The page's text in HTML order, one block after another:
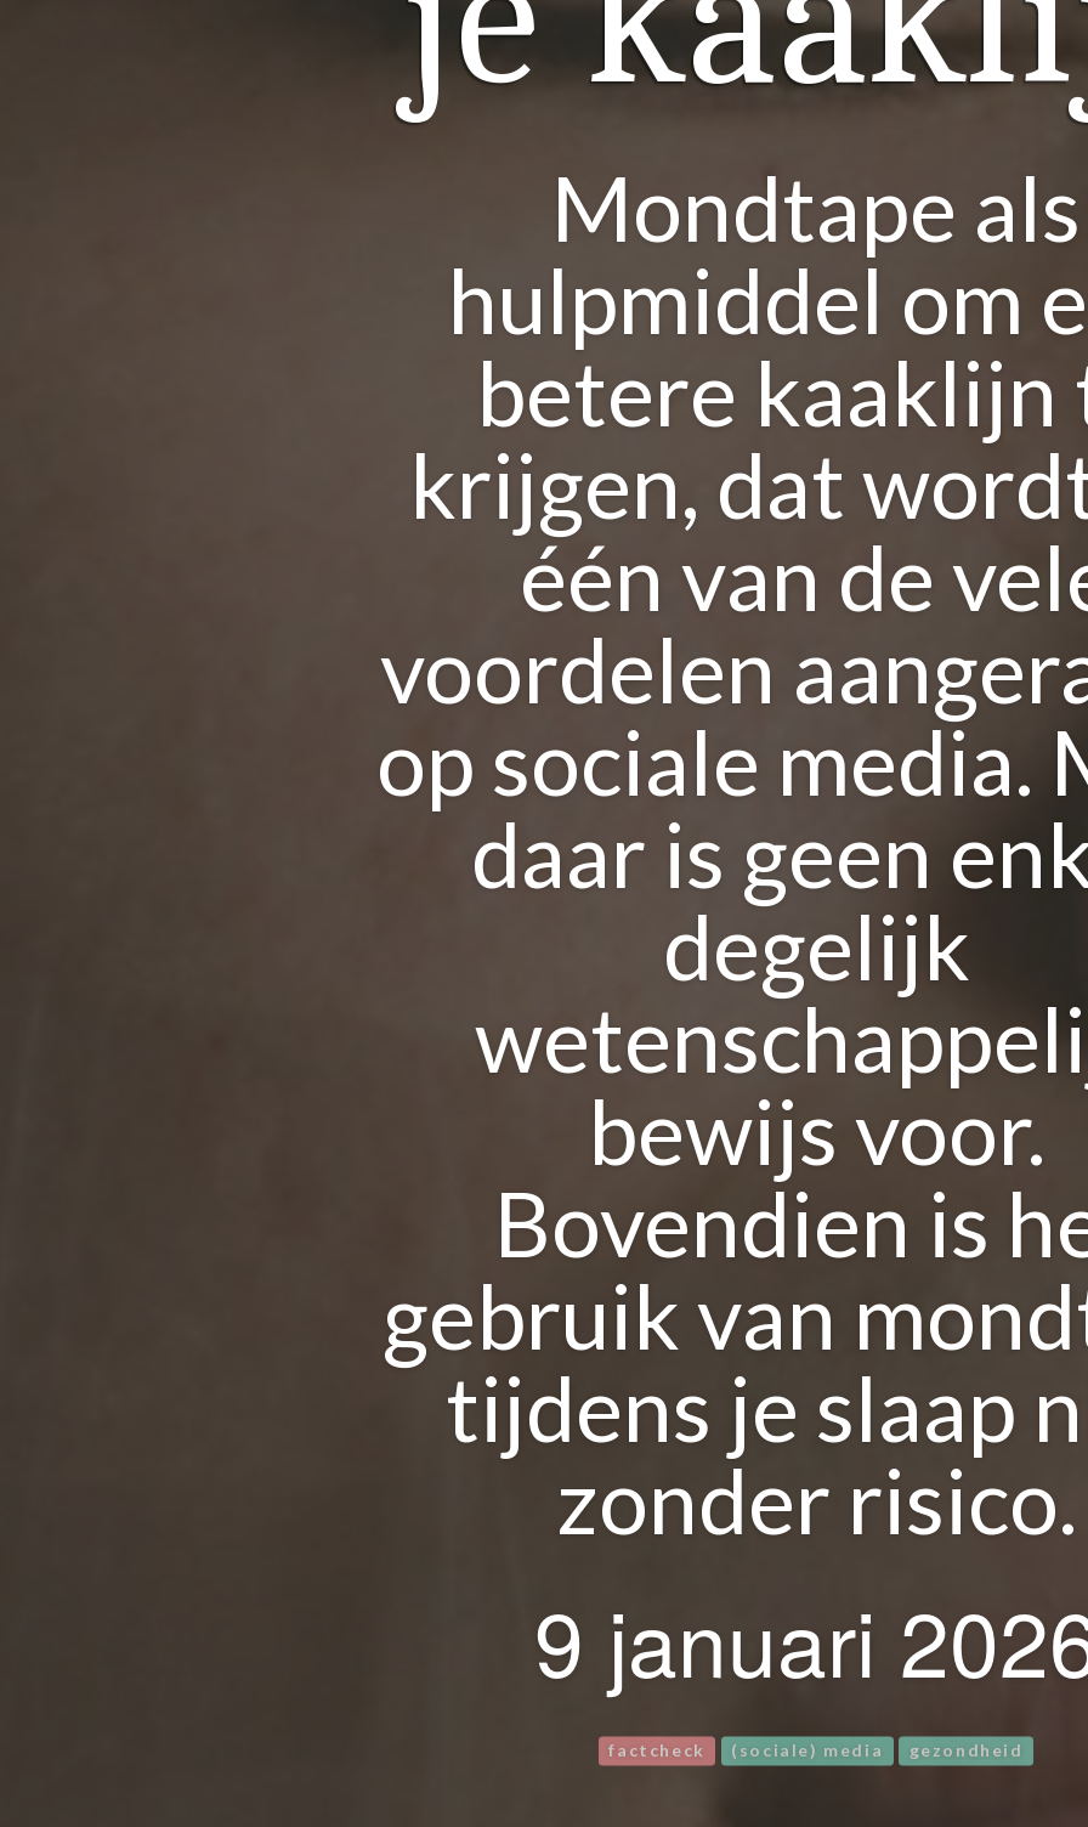
Mondtape als
hulpmiddel om
betere kaaklijn
krijgen, dat
één van de
voordelen
op sociale media.
daar is geen
degelijk
bewijs voor.
Bovendien is
gebruik van
tijdens je slaap
zonder risico.
9 januari
factcheck (sociale) media gezondheid